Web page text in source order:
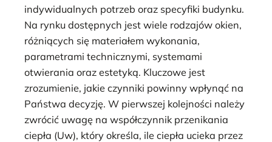
indywidualnych potrzeb oraz specyfiki budynku.
Na rynku dostępnych jest wiele rodzajów okien,
różniących się materiałem wykonania,
parametrami technicznymi, systemami
otwierania oraz estetyką. Kluczowe jest
zrozumienie, jakie czynniki powinny wpłynąć na
Państwa decyzję. W pierwszej kolejności należy
zwrócić uwagę na współczynnik przenikania
ciepła (Uw), który określa, ile ciepła ucieka przez